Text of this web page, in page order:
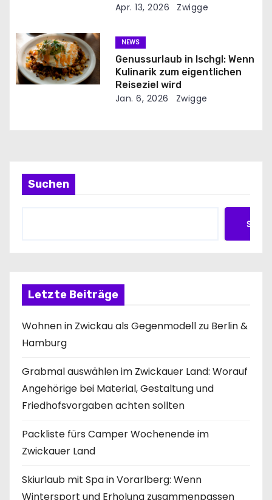
n
Apr. 13, 2026 Zwigge
NEWS
Genussurlaub in Ischgl: Wenn
Kulinarik zum eigentlichen
Reiseziel wird
Jan. 6, 2026 Zwigge
Suchen
Letzte Beiträge
Wohnen in Zwickau als Gegenmodell zu Berlin &
Hamburg
Grabmal auswählen im Zwickauer Land: Worauf
Angehörige bei Material, Gestaltung und
Friedhofsvorgaben achten sollten
Packliste fürs Camper Wochenende im
Zwickauer Land
Skiurlaub mit Spa in Vorarlberg: Wenn
Wintersport und Erholung zusammenpassen